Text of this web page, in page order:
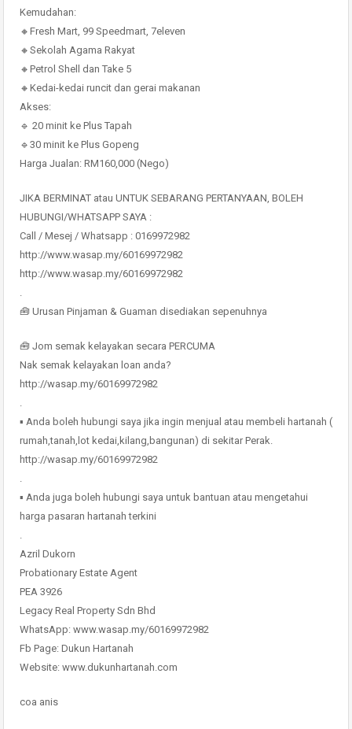
Kemudahan:
🔸Fresh Mart, 99 Speedmart, 7eleven
🔸Sekolah Agama Rakyat
🔸Petrol Shell dan Take 5
🔸Kedai-kedai runcit dan gerai makanan
Akses:
🔹 20 minit ke Plus Tapah
🔹30 minit ke Plus Gopeng
Harga Jualan: RM160,000 (Nego)
JIKA BERMINAT atau UNTUK SEBARANG PERTANYAAN, BOLEH
HUBUNGI/WHATSAPP SAYA :
Call / Mesej / Whatsapp : 0169972982
http://www.wasap.my/60169972982
http://www.wasap.my/60169972982
.
🧰 Urusan Pinjaman & Guaman disediakan sepenuhnya
🧰 Jom semak kelayakan secara PERCUMA
Nak semak kelayakan loan anda?
http://wasap.my/60169972982
.
▪ Anda boleh hubungi saya jika ingin menjual atau membeli hartanah (
rumah,tanah,lot kedai,kilang,bangunan) di sekitar Perak.
http://wasap.my/60169972982
.
▪ Anda juga boleh hubungi saya untuk bantuan atau mengetahui
harga pasaran hartanah terkini
.
Azril Dukorn
Probationary Estate Agent
PEA 3926
Legacy Real Property Sdn Bhd
WhatsApp: www.wasap.my/60169972982
Fb Page: Dukun Hartanah
Website: www.dukunhartanah.com
coa anis